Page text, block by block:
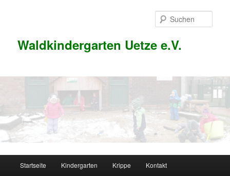
Waldkindergarten Uetze e.V.
1 2 3
Startseite Kindergarten Krippe Kontakt